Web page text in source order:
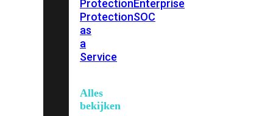
ProtectionEnterprise
ProtectionSOC
as
a
Service
Alles
bekijken